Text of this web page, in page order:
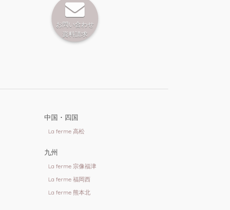
お問い合わせ
資料請求
中国・四国
La ferme 高松
九州
La ferme 宗像福津
La ferme 福岡西
La ferme 熊本北